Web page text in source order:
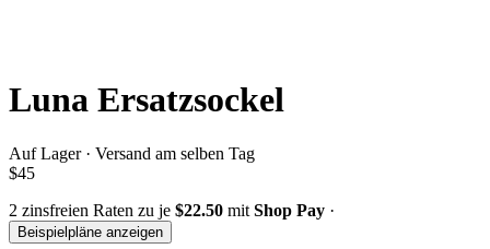
Luna Ersatzsockel
Auf Lager · Versand am selben Tag
$45
2 zinsfreien Raten zu je $22.50 mit Shop Pay ·
Beispielpläne anzeigen